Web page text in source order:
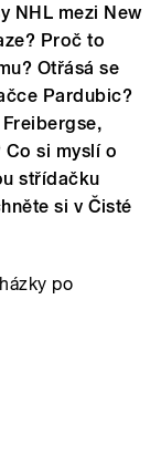
NHL mezi New
Proč to
Otřásá se
Pardubic?
si myslí o
střídačku
si v Čisté
po